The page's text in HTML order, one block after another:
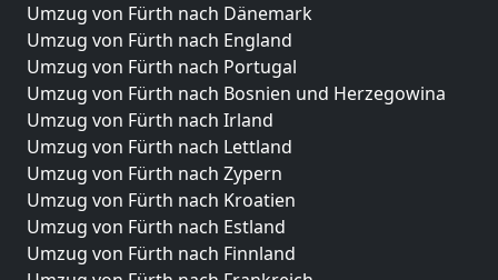
Umzug von Fürth nach Dänemark
Umzug von Fürth nach England
Umzug von Fürth nach Portugal
Umzug von Fürth nach Bosnien und Herzegowina
Umzug von Fürth nach Irland
Umzug von Fürth nach Lettland
Umzug von Fürth nach Zypern
Umzug von Fürth nach Kroatien
Umzug von Fürth nach Estland
Umzug von Fürth nach Finnland